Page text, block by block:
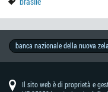
banca nazionale della nuova
produzione
opinione
metal
forexfactory
storia
di
successo
brl
brexit
thb
geopolitica
previsioni
di
mercato
7
materie
prime
economia
vocabolario
del
trader
wall
street
copytrade
programma
ib
di
aud
-
dollaro
intervista
forex
exchange
calendario
economico
strategia
di
trading
chf
-
franco
notizie
europee
elezioni
australia
petrolio
metatrader
rba
-
reserve
of
riunione
della
banca
boj
-
banca
giappone
educazione
forex
stile
di
vita
oro
brent
mxn
forex
indicators
mt4
nzd
-
dollaro
previsioni
di
mercato
jpy
-
yen
idr
u.s.
inflazione
industria
rivenditori
zar
-
rand
cina
analisi
fondamentale
trader
famosi
eur
guerre
commerciali
banca
d'inghilterra
analisi
tecnica
usd
tutti
i
trader
saperlo
trading
sulle
notizie
dow
jones
industrial
cad
-
dollaro
wti
-
west
intermediate
dati
economici
trend
trading
crescita
asia
dax30
formazione
sudafrica
divertimento
brasile
boc
-
banca
canada
tassi
di
interesse
prova
ora
pil
segnali
forex
guadagnare
bce
gbp
taiwan
successo
trump
mercato
azionario
principianti
trading
forex
valute
pbc
-
banca
cinese
abilità
di
trading
prezzi
germania
nfp
motivazione
cnh
Il sito web è di proprietà e